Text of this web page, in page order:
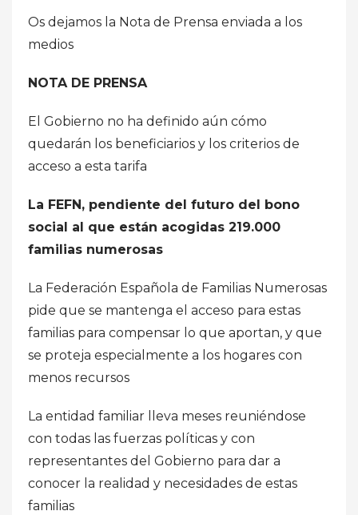
Os dejamos la Nota de Prensa enviada a los
medios
NOTA DE PRENSA
El Gobierno no ha definido aún cómo
quedarán los beneficiarios y los criterios de
acceso a esta tarifa
La FEFN, pendiente del futuro del bono
social al que están acogidas 219.000
familias numerosas
La Federación Española de Familias Numerosas
pide que se mantenga el acceso para estas
familias para compensar lo que aportan, y que
se proteja especialmente a los hogares con
menos recursos
La entidad familiar lleva meses reuniéndose
con todas las fuerzas políticas y con
representantes del Gobierno para dar a
conocer la realidad y necesidades de estas
familias